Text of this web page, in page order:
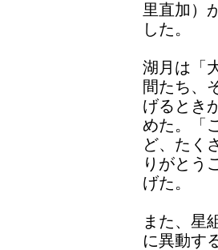
里直加）
した。
湖月は「
間たち、
げるとき
めた。「
ど、たく
りがとう
げた。
また、星
に異動す